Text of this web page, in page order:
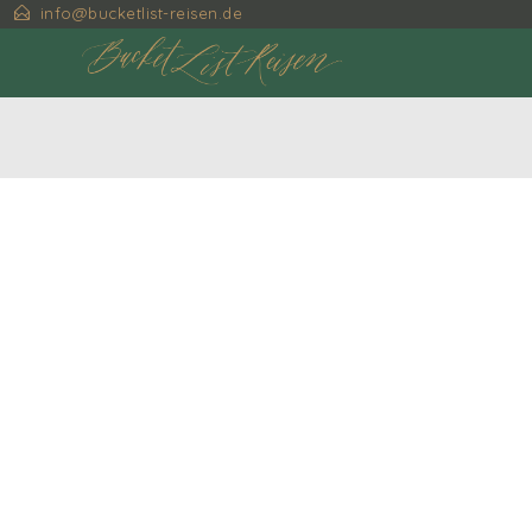
info@bucketlist-reisen.de